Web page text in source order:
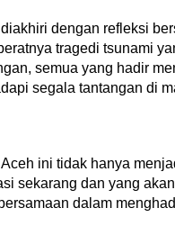
dengan refleksi
tragedi tsunami
semua yang hadir
segala tantangan di
ini tidak hanya
sekarang dan yang
dalam